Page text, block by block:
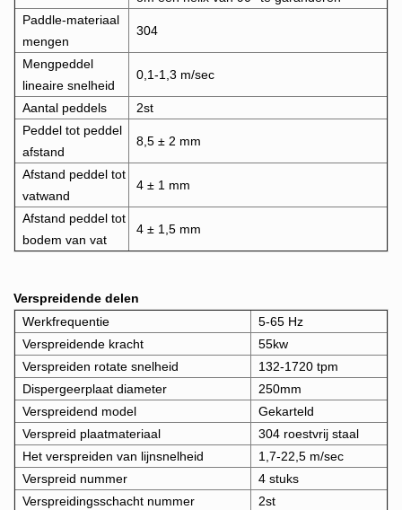
Paddle-materiaal
mengen
304
Mengpeddel
lineaire snelheid
0,1-1,3 m/sec
Aantal peddels
2st
Peddel tot peddel
afstand
8,5 ± 2 mm
Afstand peddel tot
vatwand
4 ± 1 mm
Afstand peddel tot
bodem van vat
4 ± 1,5 mm
Verspreidende delen
Werkfrequentie
5-65 Hz
Verspreidende kracht
55kw
Verspreiden rotate snelheid
132-1720 tpm
Dispergeerplaat diameter
250mm
Verspreidend model
Gekarteld
Verspreid plaatmateriaal
304 roestvrij staal
Het verspreiden van lijnsnelheid
1,7-22,5 m/sec
Verspreid nummer
4 stuks
Verspreidingsschacht nummer
2st